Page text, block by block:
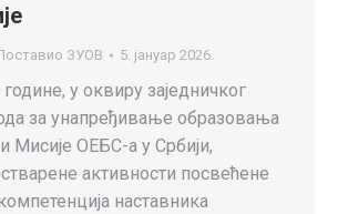
ЗУОВ 5. јануар 2026.
у оквиру заједничког
за унапређивање образовања
Мисије ОЕБС-а у Србији,
активности посвећене
наставника